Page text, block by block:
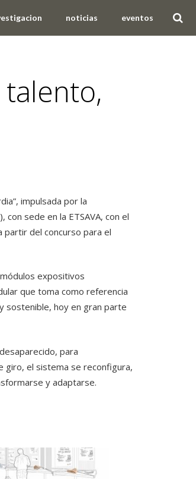
noticias eventos
impulsada por la
sede en la ETSAVA, con el
partir del concurso para el
expositivos
que toma como referencia
sostenible, hoy en gran parte
para
giro, el sistema se reconfigura,
y adaptarse.